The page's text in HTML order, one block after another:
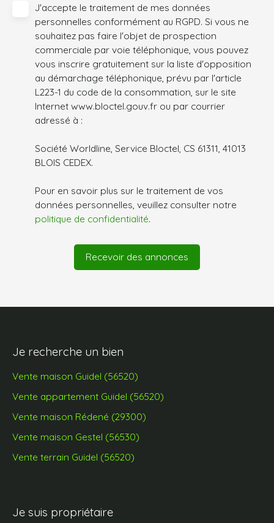
J'accepte le traitement de mes données
personnelles conformément au RGPD. Si vous ne
souhaitez pas faire l'objet de prospection
commerciale par voie téléphonique, vous pouvez
vous inscrire gratuitement sur la liste d'opposition
au démarchage téléphonique, prévu par l'article
L223-1 du code de la consommation, sur le site
Internet www.bloctel.gouv.fr ou par courrier
adressé à :
Société Worldline, Service Bloctel, CS 61311, 41013
BLOIS CEDEX.
Pour en savoir plus sur le traitement de vos
données personnelles, veuillez consulter notre
politique de confidentialité.
Recevoir des annonces
Je recherche un bien
Vente maison Guidel (56520)
Vente appartement Guidel (56520)
Vente maison Rédené (29300)
Vente maison Gestel (56530)
Vente terrain Guidel (56520)
Je suis propriétaire